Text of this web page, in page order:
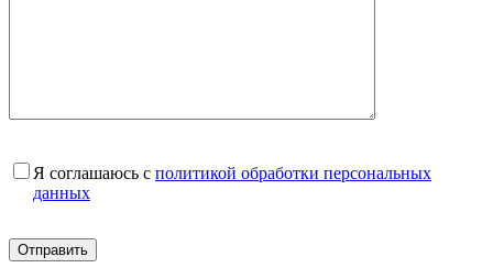
Я соглашаюсь с политикой обработки персональных
данных